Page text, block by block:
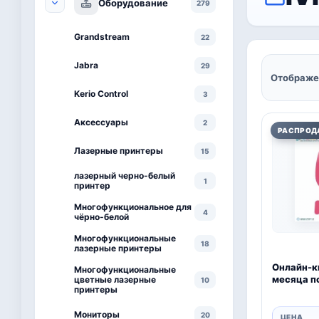
Оборудование 279
Grandstream 22
Jabra 29
Kerio Control 3
Аксессуары 2
Лазерные принтеры 15
лазерный черно-белый
принтер
1
Многофункциональное для
чёрно-белой
4
Многофункциональные
лазерные принтеры
18
Многофункциональные
цветные лазерные
принтеры
10
Мониторы 20
Онлайн-
месяца